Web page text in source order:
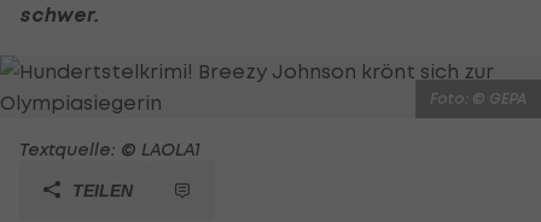
schwer.
Foto: © GEPA
Textquelle: © LAOLA1
TEILEN